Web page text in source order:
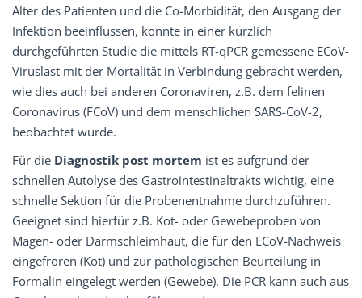
Alter des Patienten und die Co-Morbidität, den Ausgang der
Infektion beeinflussen, konnte in einer kürzlich
durchgeführten Studie die mittels RT-qPCR gemessene ECoV-
Viruslast mit der Mortalität in Verbindung gebracht werden,
wie dies auch bei anderen Coronaviren, z.B. dem felinen
Coronavirus (FCoV) und dem menschlichen SARS-CoV-2,
beobachtet wurde.
Für die Diagnostik post mortem ist es aufgrund der
schnellen Autolyse des Gastrointestinaltrakts wichtig, eine
schnelle Sektion für die Probenentnahme durchzuführen.
Geeignet sind hierfür z.B. Kot- oder Gewebeproben von
Magen- oder Darmschleimhaut, die für den ECoV-Nachweis
eingefroren (Kot) und zur pathologischen Beurteilung in
Formalin eingelegt werden (Gewebe). Die PCR kann auch aus